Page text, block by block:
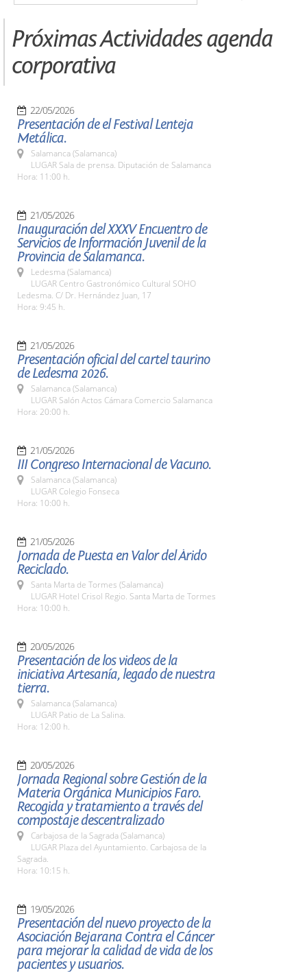
Próximas Actividades agenda
corporativa
22/05/2026
Presentación de el Festival Lenteja
Metálica.
Salamanca (Salamanca)
LUGAR Sala de prensa. Diputación de Salamanca
Hora: 11:00 h.
21/05/2026
Inauguración del XXXV Encuentro de
Servicios de Información Juvenil de la
Provincia de Salamanca.
Ledesma (Salamanca)
LUGAR Centro Gastronómico Cultural SOHO
Ledesma. C/ Dr. Hernández Juan, 17
Hora: 9:45 h.
21/05/2026
Presentación oficial del cartel taurino
de Ledesma 2026.
Salamanca (Salamanca)
LUGAR Salón Actos Cámara Comercio Salamanca
Hora: 20:00 h.
21/05/2026
III Congreso Internacional de Vacuno.
Salamanca (Salamanca)
LUGAR Colegio Fonseca
Hora: 10:00 h.
21/05/2026
Jornada de Puesta en Valor del Árido
Reciclado.
Santa Marta de Tormes (Salamanca)
LUGAR Hotel Crisol Regio. Santa Marta de Tormes
Hora: 10:00 h.
20/05/2026
Presentación de los videos de la
iniciativa Artesanía, legado de nuestra
tierra.
Salamanca (Salamanca)
LUGAR Patio de La Salina.
Hora: 12:00 h.
20/05/2026
Jornada Regional sobre Gestión de la
Materia Orgánica Municipios Faro.
Recogida y tratamiento a través del
compostaje descentralizado
Carbajosa de la Sagrada (Salamanca)
LUGAR Plaza del Ayuntamiento. Carbajosa de la
Sagrada.
Hora: 10:15 h.
19/05/2026
Presentación del nuevo proyecto de la
Asociación Bejarana Contra el Cáncer
para mejorar la calidad de vida de los
pacientes y usuarios.